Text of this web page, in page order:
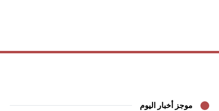
موجز أخبار اليوم